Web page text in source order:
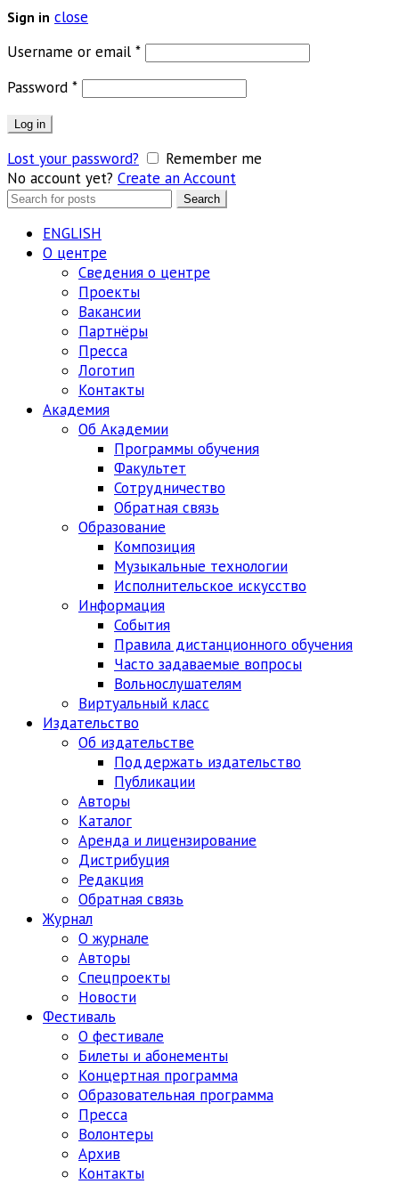
Sign in close
Username or email *Обязательно
Password *Обязательно
Log in
Lost your password?
Remember me
No account yet? Create an Account
Search
Search
ENGLISH
О центре
Сведения о центре
Проекты
Вакансии
Партнёры
Пресса
Логотип
Контакты
Академия
Об Академии
Программы обучения
Факультет
Сотрудничество
Обратная связь
Образование
Композиция
Музыкальные технологии
Исполнительское искусство
Информация
События
Правила дистанционного обучения
Часто задаваемые вопросы
Вольнослушателям
Виртуальный класс
Издательство
Об издательстве
Поддержать издательство
Публикации
Авторы
Каталог
Аренда и лицензирование
Дистрибуция
Редакция
Обратная связь
Журнал
О журнале
Авторы
Спецпроекты
Новости
Фестиваль
О фестивале
Билеты и абонементы
Концертная программа
Образовательная программа
Пресса
Волонтеры
Архив
Контакты